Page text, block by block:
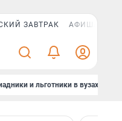
ЗАВТРАК АФИША PLUS
и льготники в вузах СПб